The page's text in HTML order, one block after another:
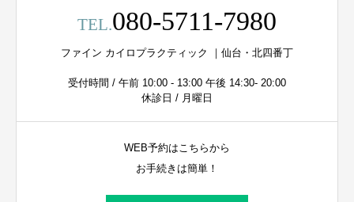
TEL.080-5711-7980
ファイン カイロプラクティック ｜仙台・北四番丁
受付時間 / 午前 10:00 - 13:00 午後 14:30- 20:00
休診日 / 月曜日
WEB予約はこちらから
お手続きは簡単！